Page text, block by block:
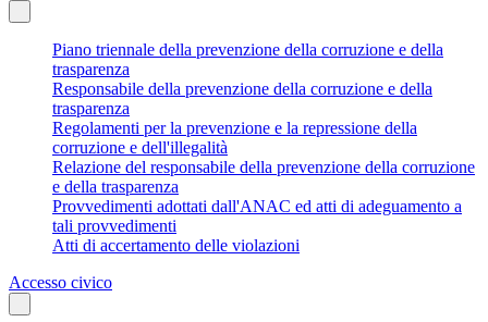
Piano triennale della prevenzione della corruzione e della
trasparenza
Responsabile della prevenzione della corruzione e della
trasparenza
Regolamenti per la prevenzione e la repressione della
corruzione e dell'illegalità
Relazione del responsabile della prevenzione della corruzione
e della trasparenza
Provvedimenti adottati dall'ANAC ed atti di adeguamento a
tali provvedimenti
Atti di accertamento delle violazioni
Accesso civico